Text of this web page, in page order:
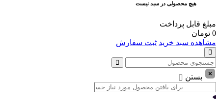
هیچ محصولی در سبد نیست
مبلغ قابل پرداخت
0 تومان
مشاهده سبد خرید ثبت سفارش
بستن